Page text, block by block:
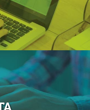
historia, con
partes. Puedes
tareas y filtrar la